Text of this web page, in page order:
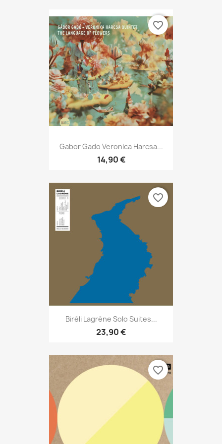
Gabor Gado Veronica Harcsa...
14,90 €
favorite_border
Biréli Lagrène Solo Suites...
23,90 €
favorite_border
favorite_border